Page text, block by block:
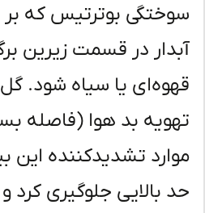
سوختگی بوترتیس که بر
آبدار در قسمت زیرین
قهوه‌ای یا سیاه شود.
تهویه بد هوا (فاصله
موارد تشدیدکننده این
حد بالایی جلوگیری کرد